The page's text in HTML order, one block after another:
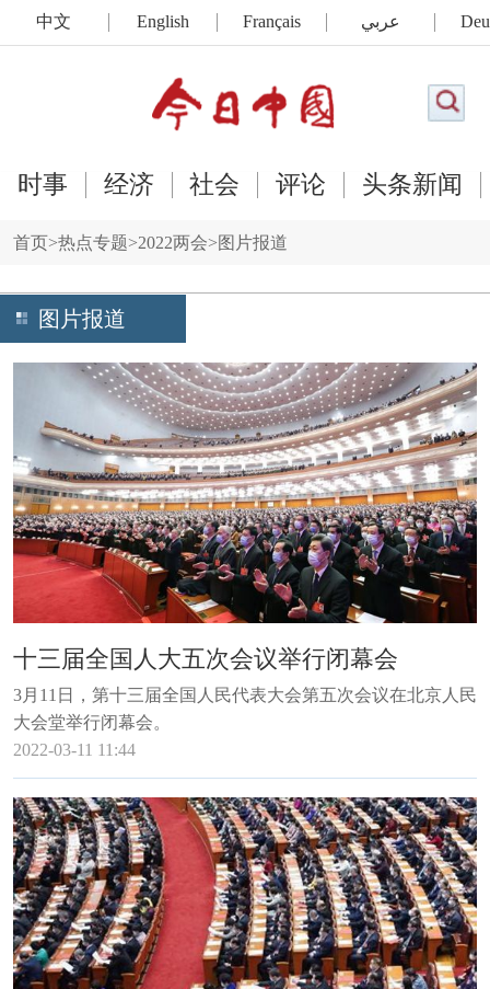
中文 English Français عربي
时事 经济 社会 评论 头条新闻
首页>热点专题>2022两会>图片报道
图片报道
十三届全国人大五次会议举行闭幕会
3月11日，第十三届全国人民代表大会第五次会议在北京人民
大会堂举行闭幕会。
2022-03-11 11:44